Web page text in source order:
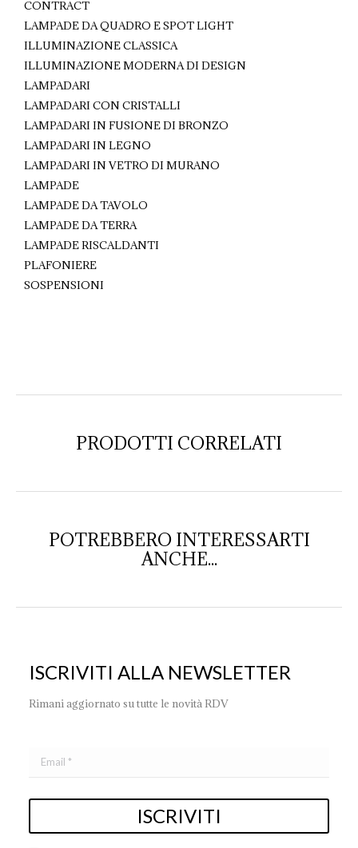
CONTRACT
LAMPADE DA QUADRO E SPOT LIGHT
ILLUMINAZIONE CLASSICA
ILLUMINAZIONE MODERNA DI DESIGN
LAMPADARI
LAMPADARI CON CRISTALLI
LAMPADARI IN FUSIONE DI BRONZO
LAMPADARI IN LEGNO
LAMPADARI IN VETRO DI MURANO
LAMPADE
LAMPADE DA TAVOLO
LAMPADE DA TERRA
LAMPADE RISCALDANTI
PLAFONIERE
SOSPENSIONI
PRODOTTI CORRELATI
POTREBBERO INTERESSARTI
ANCHE...
ISCRIVITI ALLA NEWSLETTER
Rimani aggiornato su tutte le novità RDV